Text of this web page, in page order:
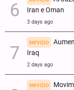
Iran e Oman
3 days ago
servizio
Iraq
2 days ago
servizio